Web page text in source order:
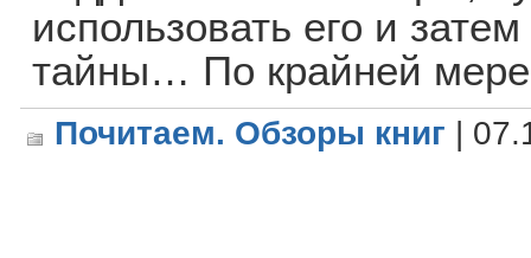
использовать его и
тайны… По крайней
Почитаем. Обзоры книг |